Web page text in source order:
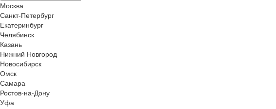
Москва
Санкт-Петербург
Екатеринбург
Челябинск
Казань
Нижний Новгород
Новосибирск
Омск
Самара
Ростов-на-Дону
Уфа